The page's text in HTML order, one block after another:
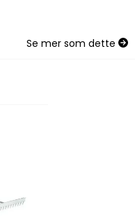
Se mer som dette